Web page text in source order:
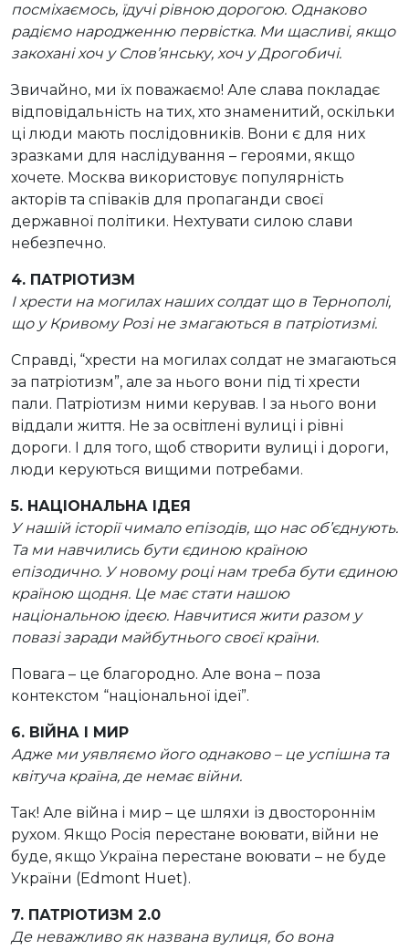
посміхаємось, їдучі рівною дорогою. Однаково
радіємо народженню первістка. Ми щасливі, якщо
закохані хоч у Слов’янську, хоч у Дрогобичі.
Звичайно, ми їх поважаємо! Але слава покладає
відповідальність на тих, хто знаменитий, оскільки
ці люди мають послідовників. Вони є для них
зразками для наслідування – героями, якщо
хочете. Москва використовує популярність
акторів та співаків для пропаганди своєї
державної політики. Нехтувати силою слави
небезпечно.
4. ПАТРІОТИЗМ
І хрести на могилах наших солдат що в Тернополі,
що у Кривому Розі не змагаються в патріотизмі.
Справді, “хрести на могилах солдат не змагаються
за патріотизм”, але за нього вони під ті хрести
пали. Патріотизм ними керував. І за нього вони
віддали життя. Не за освітлені вулиці і рівні
дороги. І для того, щоб створити вулиці і дороги,
люди керуються вищими потребами.
5. НАЦІОНАЛЬНА ІДЕЯ
У нашій історії чимало епізодів, що нас об’єднують.
Та ми навчились бути єдиною країною
епізодично. У новому році нам треба бути єдиною
країною щодня. Це має стати нашою
національною ідеєю. Навчитися жити разом у
повазі заради майбутнього своєї країни.
Повага – це благородно. Але вона – поза
контекстом “національної ідеї”.
6. ВІЙНА І МИР
Адже ми уявляємо його однаково – це успішна та
квітуча країна, де немає війни.
Так! Але війна і мир – це шляхи із двостороннім
рухом. Якщо Росія перестане воювати, війни не
буде, якщо Україна перестане воювати – не буде
України (Edmont Huet).
7. ПАТРІОТИЗМ 2.0
Де неважливо як названа вулиця, бо вона